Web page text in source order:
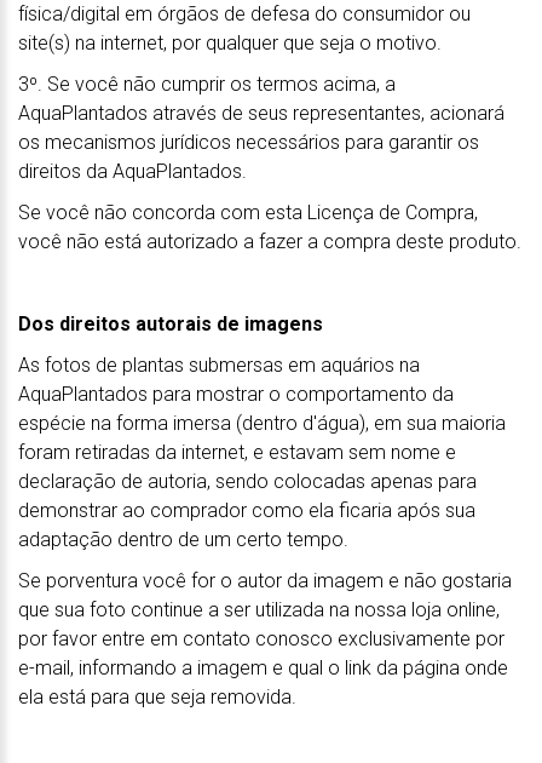
física/digital em órgãos de defesa do consumidor ou
site(s) na internet, por qualquer que seja o motivo.
3º. Se você não cumprir os termos acima, a
AquaPlantados através de seus representantes, acionará
os mecanismos jurídicos necessários para garantir os
direitos da AquaPlantados.
Se você não concorda com esta Licença de Compra,
você não está autorizado a fazer a compra deste produto.
Dos direitos autorais de imagens
As fotos de plantas submersas em aquários na
AquaPlantados para mostrar o comportamento da
espécie na forma imersa (dentro d'água), em sua maioria
foram retiradas da internet, e estavam sem nome e
declaração de autoria, sendo colocadas apenas para
demonstrar ao comprador como ela ficaria após sua
adaptação dentro de um certo tempo.
Se porventura você for o autor da imagem e não gostaria
que sua foto continue a ser utilizada na nossa loja online,
por favor entre em contato conosco exclusivamente por
e-mail, informando a imagem e qual o link da página onde
ela está para que seja removida.